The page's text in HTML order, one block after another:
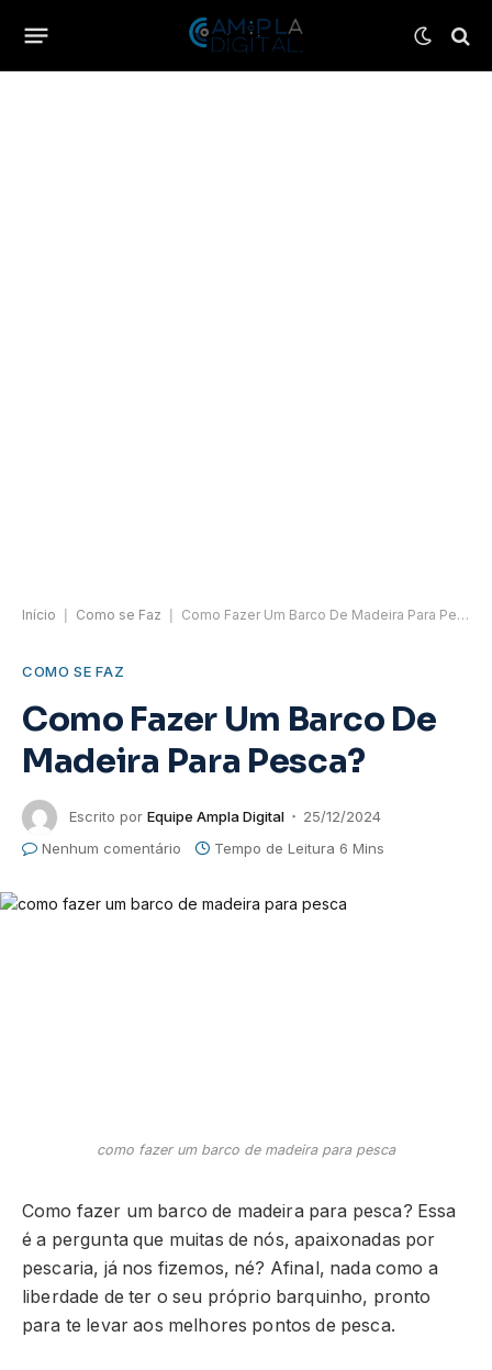
Início Como se Faz Como Fazer Um Barco De Madeira Para Pesca?
COMO SE FAZ
Como Fazer Um Barco De
Madeira Para Pesca?
Escrito por Equipe Ampla Digital
25/12/2024
Nenhum comentário
Tempo de Leitura 6 Mins
como fazer um barco de madeira para pesca
Como fazer um barco de madeira para pesca? Essa
é a pergunta que muitas de nós, apaixonadas por
pescaria, já nos fizemos, né? Afinal, nada como a
liberdade de ter o seu próprio barquinho, pronto
para te levar aos melhores pontos de pesca.